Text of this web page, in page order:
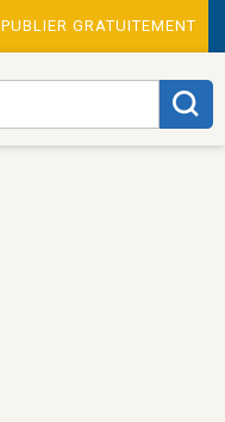
PUBLIER GRATUITEMENT